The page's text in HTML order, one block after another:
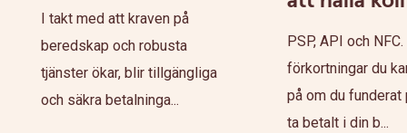
I takt med att kraven på
beredskap och robusta
tjänster ökar, blir tillgängliga
och säkra betalninga...
PSP, API och NFC.
förkortningar du
på om du funderat
ta betalt i din b...